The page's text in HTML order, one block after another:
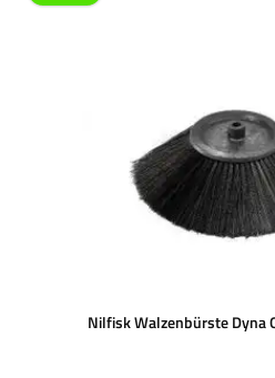
Nilfisk Walzenbürste Dyna